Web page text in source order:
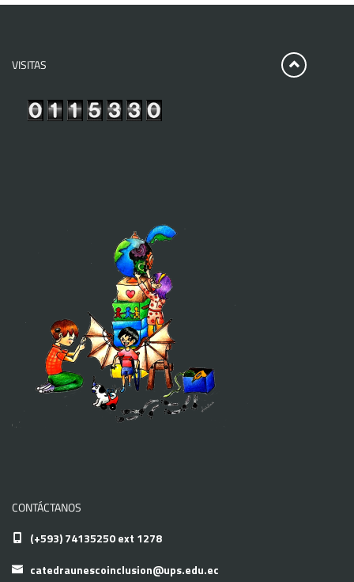
VISITAS
CONTÁCTANOS
(+593) 74135250 ext 1278
catedraunescoinclusion@ups.edu.ec